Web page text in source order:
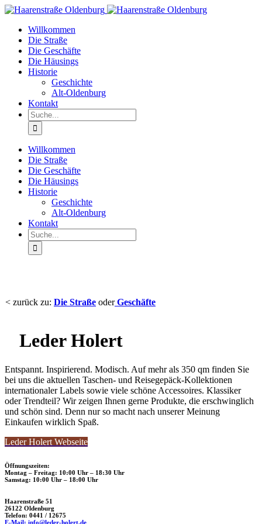
Willkommen
Die Straße
Die Geschäfte
Die Häusings
Historie
Geschichte
Alt-Oldenburg
Kontakt
Willkommen
Die Straße
Die Geschäfte
Die Häusings
Historie
Geschichte
Alt-Oldenburg
Kontakt
< zurück zu: Die Straße oderGeschäfte
Leder Holert
Entspannt. Inspirierend. Modisch. Auf mehr als 350 qm finden Sie
bei uns die aktuellen Taschen- und Reisegepäck-Kollektionen
internationaler Labels sowie viele schöne Accessoires. Klassiker
oder Trendteil? Wir zeigen Ihnen gerne Produkte, die erschwinglich
und schön sind. Denn nur so macht nach unserer Meinung
Einkaufen wirklich Spaß.
Leder Holert Webseite
Öffnungszeiten:
Montag – Freitag: 10:00 Uhr – 18:30 Uhr
Samstag: 10:00 Uhr – 18:00 Uhr
Haarenstraße 51
26122 Oldenburg
Telefon: 0441 / 12675
E-Mail: info@leder-holert.de